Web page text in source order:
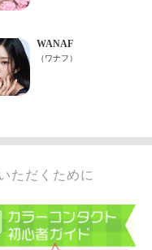
ただくために